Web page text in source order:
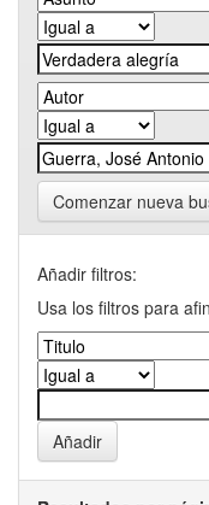
Comenzar nueva
Añadir filtros:
Usa los filtros para